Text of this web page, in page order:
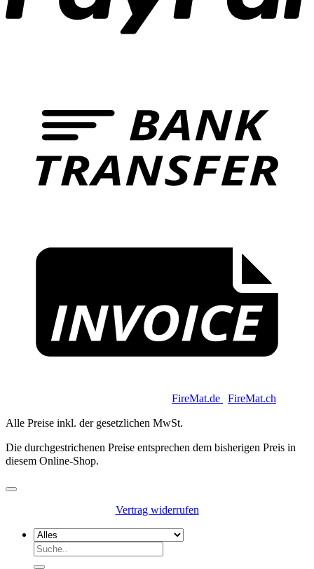
FireMat.de FireMat.ch
Alle Preise inkl. der gesetzlichen MwSt.
Die durchgestrichenen Preise entsprechen dem bisherigen Preis in
diesem Online-Shop.
Vertrag widerrufen
Suchen